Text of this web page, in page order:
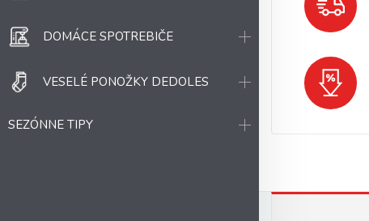
DOMÁCE SPOTREBIČE
VESELÉ PONOŽKY DEDOLES
SEZÓNNE TIPY